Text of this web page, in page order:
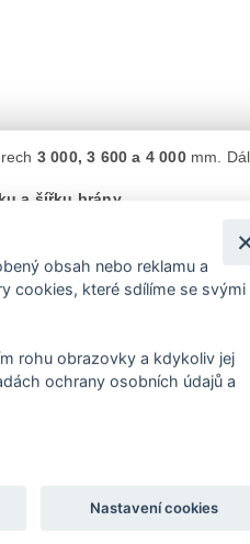
3 000, 3 600 a 4 000mm.
a šířku brány.
vzhledem.
zamykání
na visací
Bránu lze otevírat dovnitř i
Brány šíře 4500 se sloupy ø
brány.
s různými výplety pletiv
nevystavovali dešti,
obsah nebo reklamu a
cookies, které sdílíme se svými
rohu obrazovky a kdykoliv jej
ochrany osobních údajů a
Nastavení cookies